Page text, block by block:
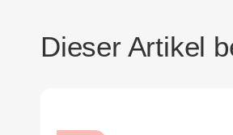
Dieser Artikel